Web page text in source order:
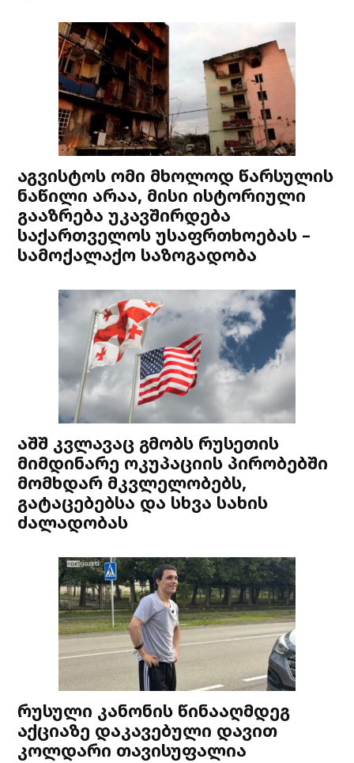
აგვისტოს ომი მხოლოდ წარსულის
ნაწილი არაა, მისი ისტორიული
გააზრება უკავშირდება
საქართველოს უსაფრთხოებას –
სამოქალაქო საზოგადობა
აშშ კვლავაც გმობს რუსეთის
მიმდინარე ოკუპაციის პირობებში
მომხდარ მკვლელობებს,
გატაცებებსა და სხვა სახის
ძალადობას
რუსული კანონის წინააღმდეგ
აქციაზე დაკავებული დავით
კოლდარი თავისუფალია